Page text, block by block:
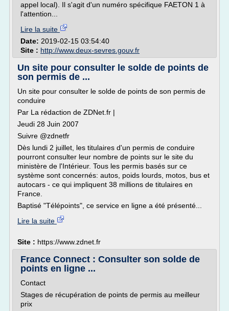
appel local). Il s'agit d'un numéro spécifique FAETON 1 à
l'attention...
Lire la suite
Date: 2019-02-15 03:54:40
Site : http://www.deux-sevres.gouv.fr
Un site pour consulter le solde de points de
son permis de ...
Un site pour consulter le solde de points de son permis de
conduire
Par La rédaction de ZDNet.fr |
Jeudi 28 Juin 2007
Suivre @zdnetfr
Dès lundi 2 juillet, les titulaires d'un permis de conduire
pourront consulter leur nombre de points sur le site du
ministère de l'Intérieur. Tous les permis basés sur ce
système sont concernés: autos, poids lourds, motos, bus et
autocars - ce qui impliquent 38 millions de titulaires en
France.
Baptisé "Télépoints", ce service en ligne a été présenté...
Lire la suite
Site : https://www.zdnet.fr
France Connect : Consulter son solde de
points en ligne ...
Contact
Stages de récupération de points de permis au meilleur
prix